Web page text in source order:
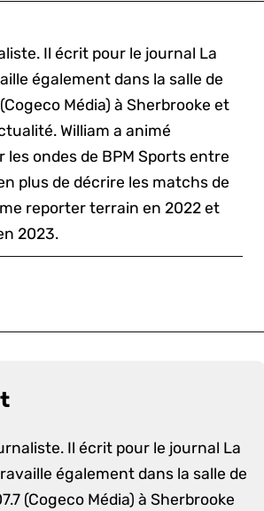
Il écrit pour le journal La
également dans la salle de
Média) à Sherbrooke et
William a animé
les ondes de BPM Sports entre
plus de décrire les matchs de
reporter terrain en 2022 et
2023.
Il écrit pour le journal La
également dans la salle de
(Cogeco Média) à Sherbrooke